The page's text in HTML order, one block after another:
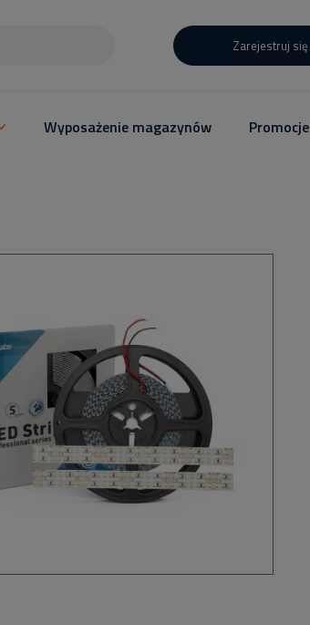
Zarejestruj się
Wyposażenie magazynów Promocje